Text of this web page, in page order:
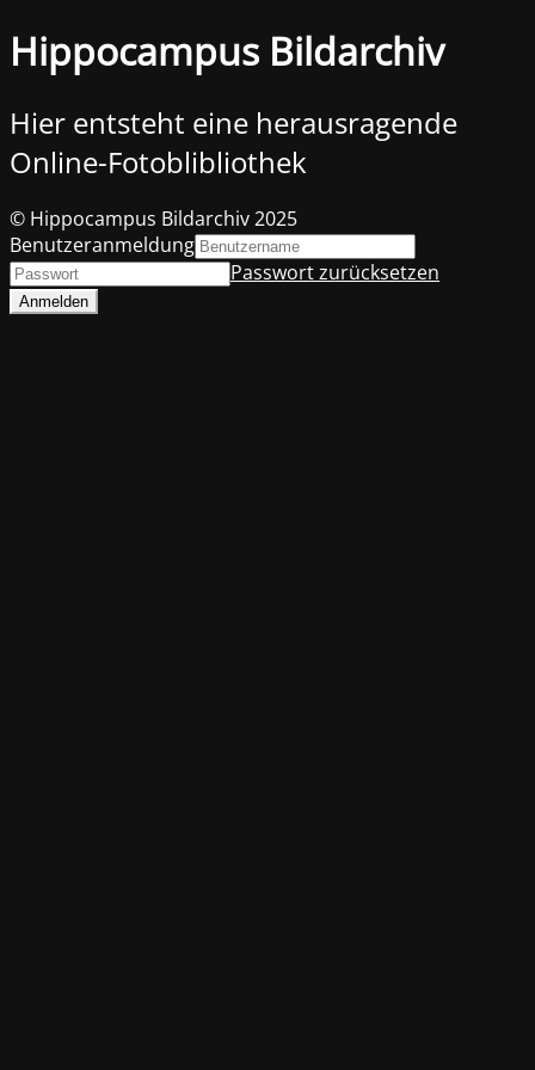
Hippocampus Bildarchiv
Hier entsteht eine herausragende
Online-Fotoblibliothek
© Hippocampus Bildarchiv 2025
Benutzeranmeldung
Passwort zurücksetzen